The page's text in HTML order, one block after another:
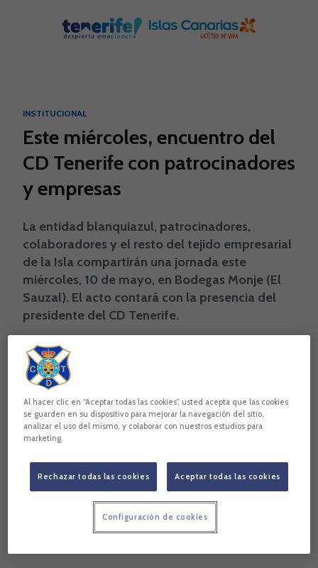
INSTITUCIONAL
Este miércoles, encuentro del
CD Tenerife con patrocinadores
y empresas
La entidad blanquiazul, patrocinadores,
colaboradores y el resto del tejido empresarial
de la Isla compartirán una jornada este
miércoles, 10 de mayo, en Bodegas Monje (El
Sauzal). El acto contará con la presencia del
presidente del CD Tenerife.
Paulino Rivero
Copiar enlace
Al hacer clic en “Aceptar todas las cookies”, usted acepta que las cookies
se guarden en su dispositivo para mejorar la navegación del sitio,
analizar el uso del mismo, y colaborar con nuestros estudios para
marketing.
Rechazar todas las cookies Aceptar todas las cookies
Configuración de cookies